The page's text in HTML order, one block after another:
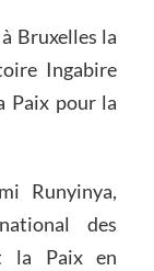
Bruxelles la
Ingabire
Paix pour la
Runyinya,
des
la Paix en